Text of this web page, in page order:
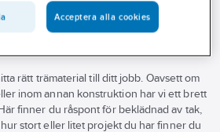
rätt trämaterial till ditt jobb. Oavsett om
inom annan konstruktion har vi ett brett
finner du råspont för beklädnad av tak,
stort eller litet projekt du har finner du
Acceptera alla cookies